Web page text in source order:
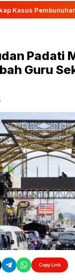
Pembunuhan
Padati
Guru
Copy Link